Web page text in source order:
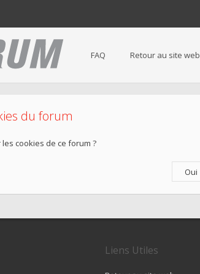
FAQ Retour au site web
du forum
cookies de ce forum ?
Liens Utiles